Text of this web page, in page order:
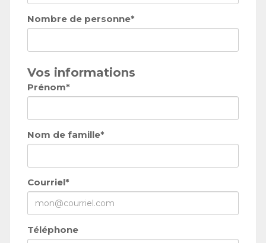
Nombre de personne*
Vos informations
Prénom*
Nom de famille*
Courriel*
Téléphone